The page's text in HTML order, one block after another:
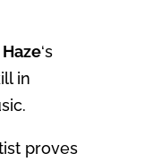
‘s
in
proves